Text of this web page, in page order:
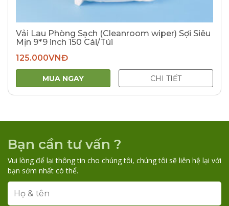
Vải Lau Phòng Sạch (Cleanroom wiper) Sợi Siêu
Mịn 9*9 inch 150 Cái/Túi
125.000VNĐ
MUA NGAY CHI TIẾT
Bạn cần tư vấn ?
Vui lòng để lại thông tin cho chúng tôi, chúng tôi sẽ liên hệ lại với
bạn sớm nhất có thể.